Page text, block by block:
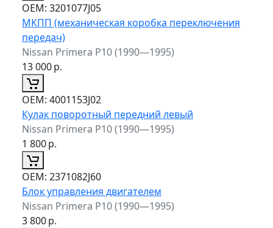
ОЕМ: 3201077J05
МКПП (механическая коробка переключения
передач)
Nissan Primera P10 (1990—1995)
13 000р.
ОЕМ: 4001153J02
Кулак поворотный передний левый
Nissan Primera P10 (1990—1995)
1 800р.
ОЕМ: 2371082J60
Блок управления двигателем
Nissan Primera P10 (1990—1995)
3 800р.